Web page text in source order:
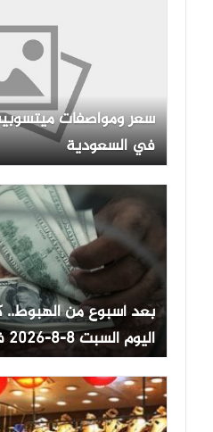
في السعودية
بعد أسبوع من الهبوط..
اليوم السبت 8-8-2026 في البنوك؟